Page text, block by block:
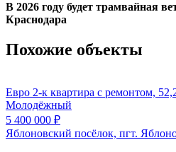
В 2026 году будет трамвайная
Краснодара
Похожие объекты
Евро 2-к квартира с ремонтом,
Молодёжный
5 400 000 ₽
Яблоновский посёлок, пгт.